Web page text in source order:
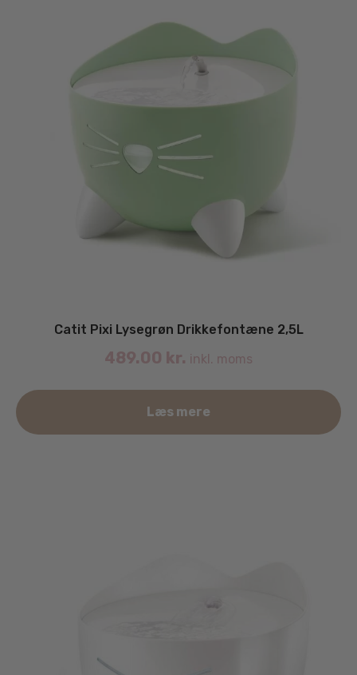
Catit Pixi Lysegrøn Drikkefontæne 2,5L
489.00 kr. inkl. moms
Læs mere